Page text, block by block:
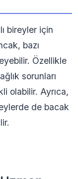
bireyler için
bazı
Özellikle
sorunları
olabilir. Ayrıca,
de bacak